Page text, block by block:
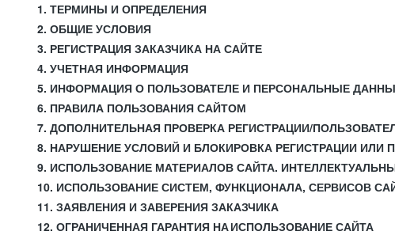
1. ТЕРМИНЫ И ОПРЕДЕЛЕНИЯ
2. ОБЩИЕ УСЛОВИЯ
3. РЕГИСТРАЦИЯ ЗАКАЗЧИКА НА САЙТЕ
4. УЧЕТНАЯ ИНФОРМАЦИЯ
5. ИНФОРМАЦИЯ О ПОЛЬЗОВАТЕЛЕ И ПЕРСОНАЛЬНЫЕ
6. ПРАВИЛА ПОЛЬЗОВАНИЯ САЙТОМ
7. ДОПОЛНИТЕЛЬНАЯ ПРОВЕРКА РЕГИСТРАЦИИ/
8. НАРУШЕНИЕ УСЛОВИЙ И БЛОКИРОВКА РЕГИСТРАЦИИ
9. ИСПОЛЬЗОВАНИЕ МАТЕРИАЛОВ САЙТА.
10. ИСПОЛЬЗОВАНИЕ СИСТЕМ, ФУНКЦИОНАЛА, СЕРВИСОВ
11. ЗАЯВЛЕНИЯ И ЗАВЕРЕНИЯ ЗАКАЗЧИКА
12. ОГРАНИЧЕННАЯ ГАРАНТИЯ НА ИСПОЛЬЗОВАНИЕ САЙТА